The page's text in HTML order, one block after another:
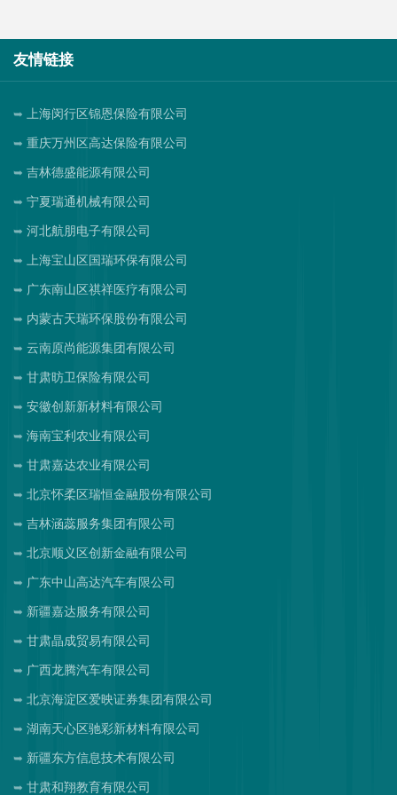
友情链接
上海闵行区锦恩保险有限公司
重庆万州区高达保险有限公司
吉林德盛能源有限公司
宁夏瑞通机械有限公司
河北航朋电子有限公司
上海宝山区国瑞环保有限公司
广东南山区祺祥医疗有限公司
内蒙古天瑞环保股份有限公司
云南原尚能源集团有限公司
甘肃昉卫保险有限公司
安徽创新新材料有限公司
海南宝利农业有限公司
甘肃嘉达农业有限公司
北京怀柔区瑞恒金融股份有限公司
吉林涵蕊服务集团有限公司
北京顺义区创新金融有限公司
广东中山高达汽车有限公司
新疆嘉达服务有限公司
甘肃晶成贸易有限公司
广西龙腾汽车有限公司
北京海淀区爱映证券集团有限公司
湖南天心区驰彩新材料有限公司
新疆东方信息技术有限公司
甘肃和翔教育有限公司